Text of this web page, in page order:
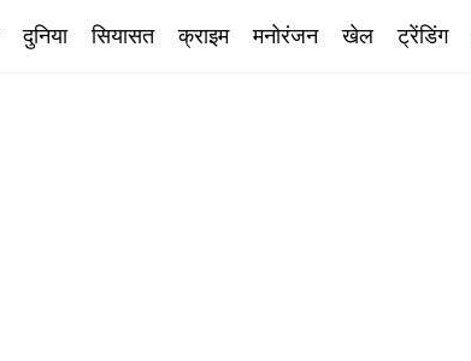
दुनिया सियासत क्राइम मनोरंजन खेल ट्रेंडिंग